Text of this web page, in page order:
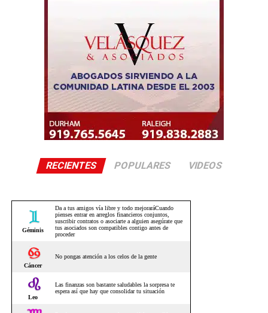
RECIENTES POPULARES VIDEOS